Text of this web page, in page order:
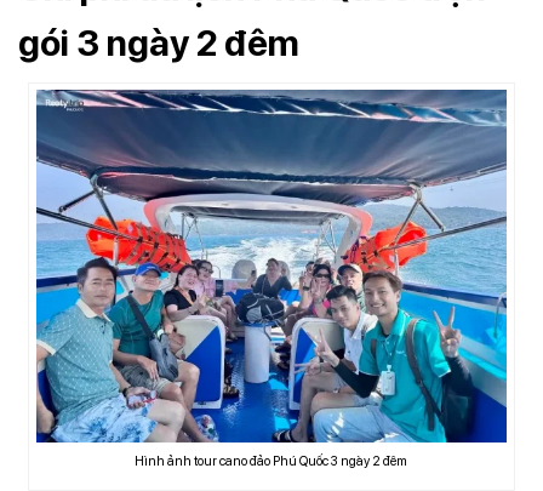
gói 3 ngày 2 đêm
Hình ảnh tour cano đảo Phú Quốc 3 ngày 2 đêm